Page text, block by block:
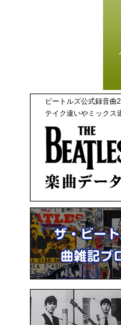
ビートルズ公式録音曲
テイク違いやミックス